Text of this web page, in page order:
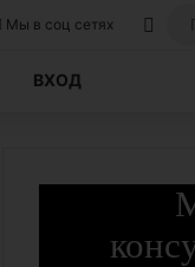
Мы в соц сетях
ВХОД